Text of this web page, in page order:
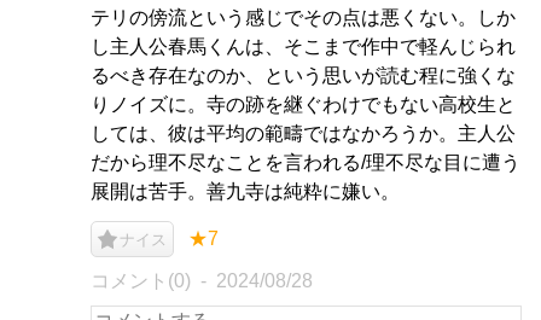
テリの傍流という感じでその点は悪くない。しか
し主人公春馬くんは、そこまで作中で軽んじられ
るべき存在なのか、という思いが読む程に強くな
りノイズに。寺の跡を継ぐわけでもない高校生と
しては、彼は平均の範疇ではなかろうか。主人公
だから理不尽なことを言われる/理不尽な目に遭う
展開は苦手。善九寺は純粋に嫌い。
ナイス ★7
コメント(0) 2024/08/28